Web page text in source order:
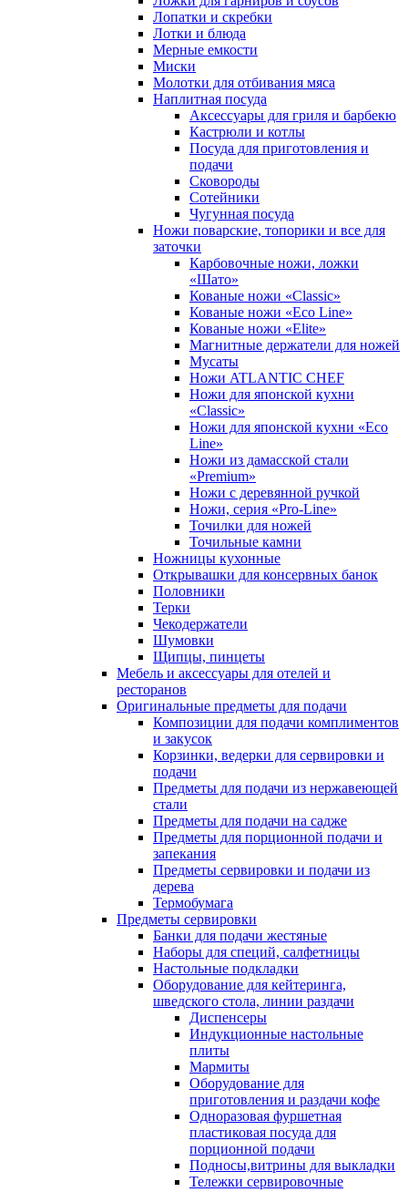
Лопатки и скребки
Лотки и блюда
Мерные емкости
Миски
Молотки для отбивания мяса
Наплитная посуда
Аксессуары для гриля и барбекю
Кастрюли и котлы
Посуда для приготовления и
подачи
Сковороды
Сотейники
Чугунная посуда
Ножи поварские, топорики и все для
заточки
Карбовочные ножи, ложки
«Шато»
Кованые ножи «Classic»
Кованые ножи «Eco Line»
Кованые ножи «Elite»
Магнитные держатели для ножей
Мусаты
Ножи ATLANTIC CHEF
Ножи для японской кухни
«Classic»
Ножи для японской кухни «Eco
Line»
Ножи из дамасской стали
«Premium»
Ножи с деревянной ручкой
Ножи, серия «Pro-Line»
Точилки для ножей
Точильные камни
Ножницы кухонные
Открывашки для консервных банок
Половники
Терки
Чекодержатели
Шумовки
Щипцы, пинцеты
Мебель и аксессуары для отелей и
ресторанов
Оригинальные предметы для подачи
Композиции для подачи комплиментов
и закусок
Корзинки, ведерки для сервировки и
подачи
Предметы для подачи из нержавеющей
стали
Предметы для подачи на садже
Предметы для порционной подачи и
запекания
Предметы сервировки и подачи из
дерева
Термобумага
Предметы сервировки
Банки для подачи жестяные
Наборы для специй, салфетницы
Настольные подкладки
Оборудование для кейтеринга,
шведского стола, линии раздачи
Диспенсеры
Индукционные настольные
плиты
Мармиты
Оборудование для
приготовления и раздачи кофе
Одноразовая фуршетная
пластиковая посуда для
порционной подачи
Подносы,витрины для выкладки
Тележки сервировочные